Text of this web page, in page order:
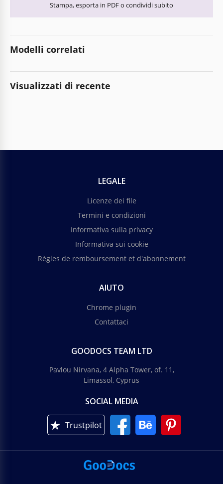
Stampa, esporta in PDF o condividi subito
Modelli correlati
Visualizzati di recente
LEGALE
Licenze dei file
Termini e condizioni
Informativa sulla privacy
Informativa sui cookie
Règles de remboursement et d'abonnement
AIUTO
Chrome plugin
Contattaci
GOODOCS TEAM LTD
Pavlou Nirvana, 4 Alpha Tower, of. 11,
Limassol, Cyprus
SOCIAL MEDIA
Trustpilot